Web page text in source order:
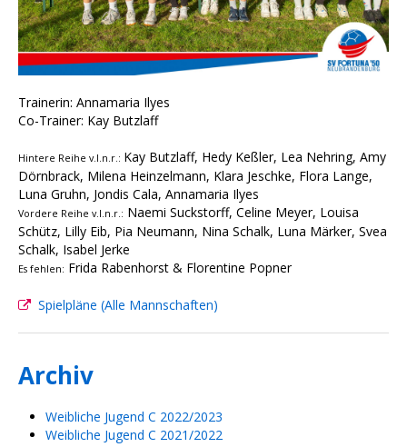
Trainerin: Annamaria Ilyes
Co-Trainer: Kay Butzlaff
Hintere Reihe v.l.n.r.: Kay Butzlaff, Hedy Keßler, Lea Nehring, Amy
Dörnbrack, Milena Heinzelmann, Klara Jeschke, Flora Lange,
Luna Gruhn, Jondis Cala, Annamaria Ilyes
Vordere Reihe v.l.n.r.: Naemi Suckstorff, Celine Meyer, Louisa
Schütz, Lilly Eib, Pia Neumann, Nina Schalk, Luna Märker, Svea
Schalk, Isabel Jerke
Es fehlen: Frida Rabenhorst & Florentine Popner
Spielpläne (Alle Mannschaften)
Archiv
Weibliche Jugend C 2022/2023
Weibliche Jugend C 2021/2022